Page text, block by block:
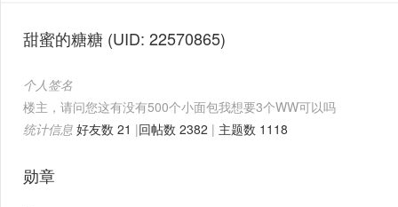
络
甜蜜的糖糖 (UID: 22570865)
个人签名
楼主，请问您这有没有500个小面包我想要3个WW可以吗
统计信息 好友数 21 |回帖数 2382 | 主题数 1118
勋章